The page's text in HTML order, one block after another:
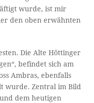
wurde, ist mir
den oben erwähnten
Die Alte Höttinger
befindet sich am
Ambras, ebenfalls
wurde. Zentral im Bild
dem heutigen